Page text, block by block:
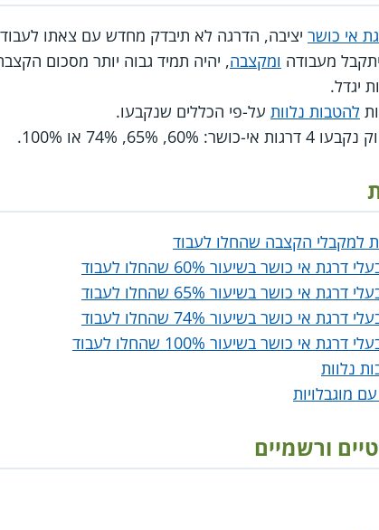
אי כושר יציבה, הדרגה לא תיבדק מחדש עם צאתו
מעבודה ומקצבה, יהיה תמיד גבוה יותר מסכום
יגדל.
להטבות נלוות על-פי הכללים שנקבעו.
65%, 74% או 100%.
למקבלי הקצבה שהחלו לעבוד
אי כושר בשיעור 60% שהחלו לעבוד
אי כושר בשיעור 65% שהחלו לעבוד
אי כושר בשיעור 74% שהחלו לעבוד
אי כושר בשיעור 100% שהחלו לעבוד
נלוות
מוגבלויות
ורשמיים